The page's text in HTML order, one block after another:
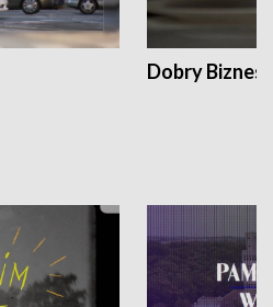
Dobry Biznes